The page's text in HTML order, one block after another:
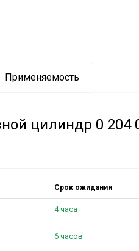
Применяемость
цилиндр 0 204
Срок ожидания
4 часа
6 часов